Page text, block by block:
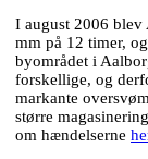
I august 2006 blev
mm på 12 timer,
byområdet i
forskellige, og
markante
større
om hændelserne